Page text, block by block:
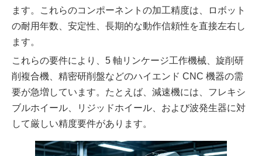
ます。これらのコンポーネントの加工精度は、ロボット
の耐用年数、安定性、長期的な動作信頼性を直接左右し
ます。
これらの要件により、5 軸リンケージ工作機械、旋削研
削複合機、精密研削盤などのハイエンド CNC 機器の需
要が急増しています。たとえば、減速機には、フレキシ
ブルホイール、リジッドホイール、および波発生器に対
して厳しい精度要件があります。